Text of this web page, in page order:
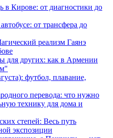
в Кирове: от диагностики до
от трансфера до
реализм Гаянэ
для других: как в Армении
футбол, плавание,
перевода: что нужно
технику для дома и
степей: Весь путь
экспозиции